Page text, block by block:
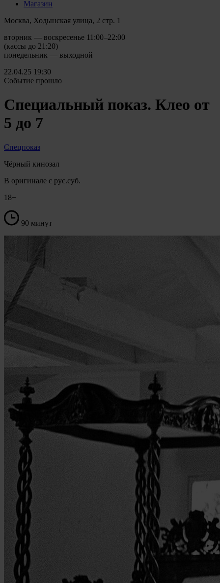
Магазин
Москва, Ходынская улица, 2 стр. 1
вторник — воскресенье 11:00–22:00
(кассы до 21:20)
понедельник — выходной
22.04.25 19:30
Событие прошло
Специальный показ. Клео от
5 до 7
Спецпоказ
Чёрный кинозал
В оригинале с рус.суб.
18+
90 минут